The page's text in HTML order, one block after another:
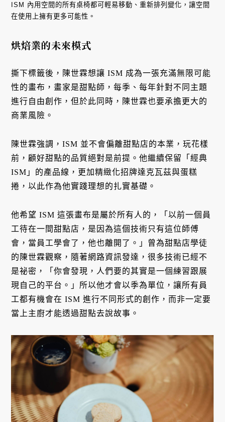
ISM 內用空間的所有桌椅都可輕易移動、重新排列變化，讓空間
在使用上擁有更多可能性。
烘焙業的未來模式
撕下標籤後，陳世霖想讓 ISM 成為一張充滿無限可能
性的畫布，畫家是甜點師，每季、每年針對不同主題
進行自由創作，但於此同時，陳世霖也要承擔更大的
商業風險。
陳世霖強調，ISM 並不會偏離甜點店的本業，玩花樣
前，顧好甜點的品質絕對是前提。他繼續保留「經典
ISM」的產品線，更加精緻化招牌達克瓦茲與蛋糕
捲，以此作為他實踐理想的扎實基礎。
他希望 ISM 這張畫布是屬於所有人的，「以前一個員
工待在一間甜點店，是因為這個技術只有這位師傅
會，當員工學會了，他也離開了。」曾為甜點店學徒
的陳世霖觀察，隨著網路資訊發達，很多技術已經不
是祕密，「你會發現，人們要的其實是一個練習跟展
現自己的平台。」所以他才會以季為單位，讓所有員
工都有機會在 ISM 進行不同形式的創作，而非一定要
當上主廚才能透過甜點去說故事。